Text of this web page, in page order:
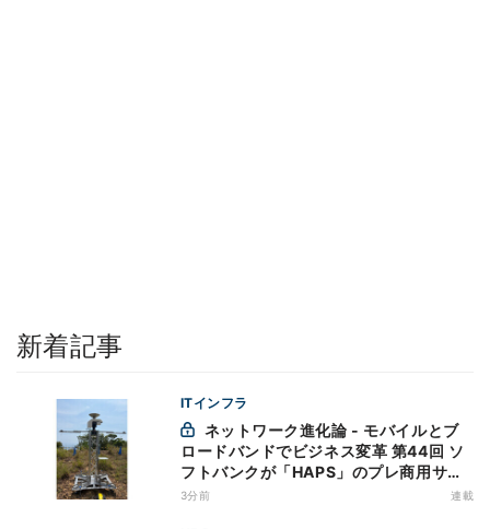
新着記事
ITインフラ
ロードバンドでビジネス変革 第44回 ソ
フトバンクが「HAPS」のプレ商用サー
ビス開始を表明、本格的な商用展開のめ
3分前 連載